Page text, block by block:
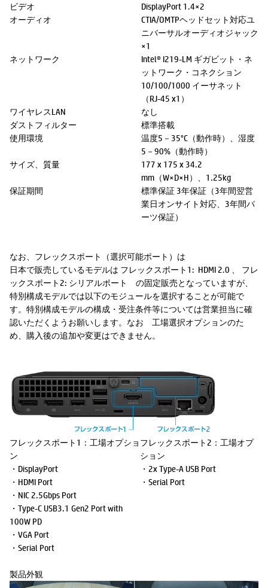
ビデオ
DisplayPort 1.4×2
オーディオ
CTIA/OMTPヘッドセット対応ユ
ニバーサルオーディオジャック
×1
ネットワーク
Intel® I219-LM ギガビット・ネ
ットワーク・コネクション
10/100/1000 イーサネット
（RJ-45 x1）
ワイヤレスLAN
なし
ダストフィルター
標準搭載
使用環境
温度5－35°C（動作時）、湿度
5－90%（動作時）
サイズ、質量
177 x 175 x 34.2
mm（W×D×H）、1.25kg
保証期間
標準保証 3年保証（3年間翌営
業日オンサイト対応、3年間パ
ーツ保証）
なお、フレックスポート（選択可能ポート）は
日本で販売しているモデルは フレックスポート1: HDMI 2.0 、 フレ
ックスポート2: シリアルポート の固定販売となっていますが、
特別構成モデルでは以下のモジュールを選択することが可能で
す。特別構成モデルの構成・受注条件等については営業担当に確
認いただくようお願いします。なお 工場選択オプションのた
め、購入後の追加や変更はできません。
フレックスポート1：工場オプショ
ン
フレックスポート2：工場オプ
ション
・DisplayPort
・2x Type-A USB Port
・HDMI Port
・Serial Port
・NIC 2.5Gbps Port
・Type-C USB3.1 Gen2 Port with
100W PD
・VGA Port
・Serial Port
製品外観